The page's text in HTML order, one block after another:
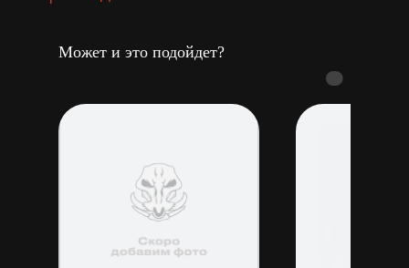
Может и это подойдет?